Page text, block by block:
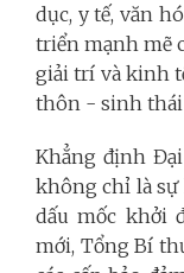
dục, y tế, văn
triển mạnh mẽ
giải trí và kinh
thôn - sinh thái
Khẳng định
không chỉ là
dấu mốc khởi
mới, Tổng Bí